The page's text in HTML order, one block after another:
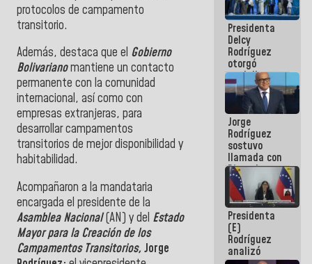
protocolos de campamento
transitorio.
Además, destaca que el Gobierno
Bolivarianomantiene un contacto
permanente con la comunidad
internacional, así como con
empresas extranjeras, para
desarrollar campamentos
transitorios de mejor disponibilidad y
habitabilidad.
Acompañaron a la mandataria
encargada el presidente de la
Asamblea Nacional(AN) y del Estado
Mayor para la Creación de los
Campamentos Transitorios, Jorge
manejo de
escombros
en La Guaira
Presidenta
Delcy
Rodríguez
otorgó
medalla
"Héroe de
Venezuela"
a servidores
públicos
Jorge
Rodríguez
sostuvo
llamada con
Dinorah
Figuera y
acuerdan
primer
encuentro
presencial
para el
diálogo
Presidenta
(E)
Rodríguez
analizó